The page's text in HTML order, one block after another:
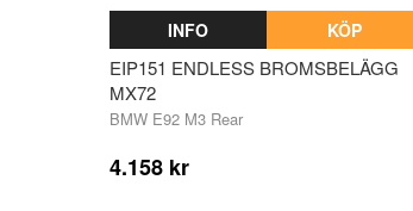
INFO KÖP
EIP151 ENDLESS BROMSBELÄGG
MX72
BMW E92 M3 Rear
4.158 kr